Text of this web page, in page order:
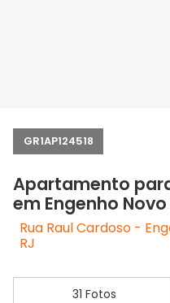
GR1AP124518
Apartamento
em Engenho
Rua Raul Cardoso -
RJ
31 Fotos